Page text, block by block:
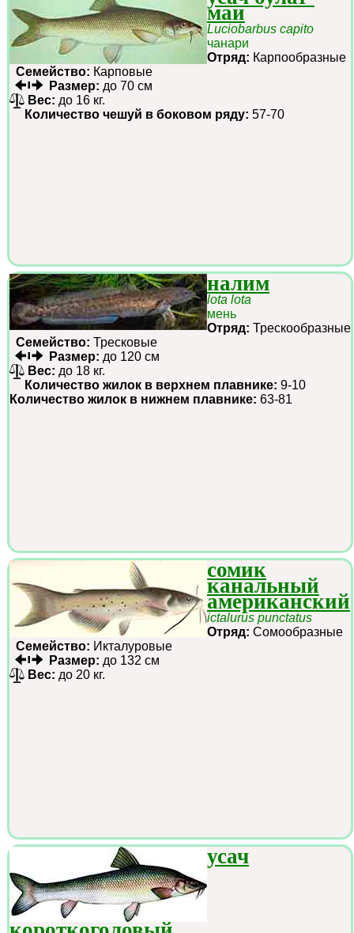
маи
Luciobarbus capito
чанари
Отряд: Карпообразные
Семейство: Карповые
Размер: до 70 см
Вес: до 16 кг.
Количество чешуй в боковом ряду: 57-70
налим
lota lota
мень
Отряд: Трескообразные
Семейство: Тресковые
Размер: до 120 см
Вес: до 18 кг.
Количество жилок в верхнем плавнике: 9-10
Количество жилок в нижнем плавнике: 63-81
сомик
канальный
американский
ictalurus punctatus
Отряд: Сомообразные
Семейство: Икталуровые
Размер: до 132 см
Вес: до 20 кг.
усач